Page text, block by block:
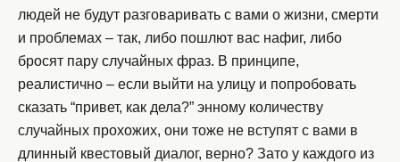
людей не будут разговаривать с вами о жизни, смерти
и проблемах – так, либо пошлют вас нафиг, либо
бросят пару случайных фраз. В принципе,
реалистично – если выйти на улицу и попробовать
сказать “привет, как дела?” энному количеству
случайных прохожих, они тоже не вступят с вами в
длинный квестовый диалог, верно? Зато у каждого из